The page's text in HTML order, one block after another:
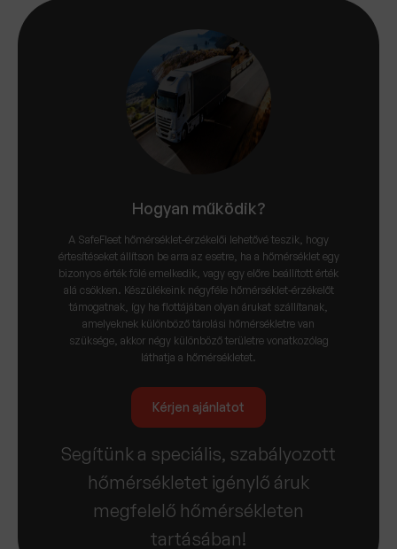
Hogyan működik?
A SafeFleet hőmérséklet-érzékelői lehetővé teszik, hogy
értesítéseket állítson be arra az esetre, ha a hőmérséklet egy
bizonyos érték fölé emelkedik, vagy egy előre beállított érték
alá csökken. Készülékeink négyféle hőmérséklet-érzékelőt
támogatnak, így ha flottájában olyan árukat szállítanak,
amelyeknek különböző tárolási hőmérsékletre van
szüksége, akkor négy különböző területre vonatkozólag
láthatja a hőmérsékletet.
Kérjen ajánlatot
Segítünk a speciális, szabályozott
hőmérsékletet igénylő áruk
megfelelő hőmérsékleten
tartásában!